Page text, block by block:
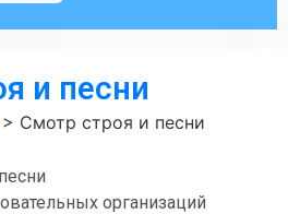
и песни
> Смотр строя и песни
организаций